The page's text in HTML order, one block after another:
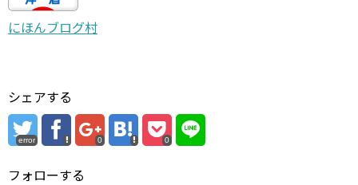
にほんブログ村
シェアする
error 0 0
フォローする